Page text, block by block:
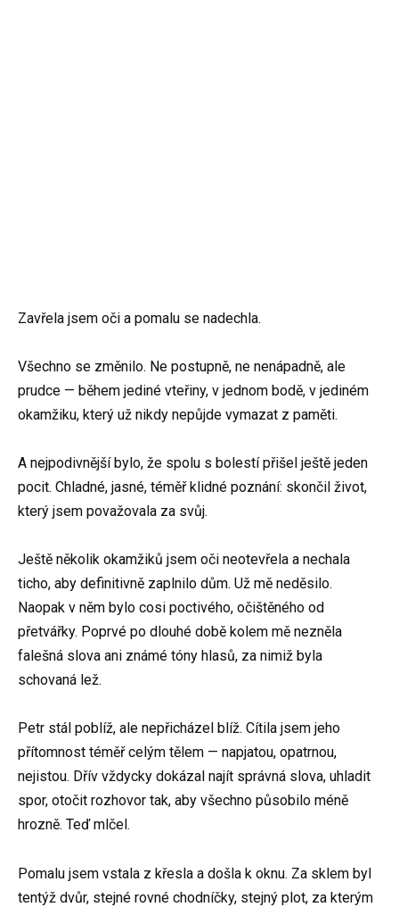
Zavřela jsem oči a pomalu se nadechla.
Všechno se změnilo. Ne postupně, ne nenápadně, ale
prudce — během jediné vteřiny, v jednom bodě, v jediném
okamžiku, který už nikdy nepůjde vymazat z paměti.
A nejpodivnější bylo, že spolu s bolestí přišel ještě jeden
pocit. Chladné, jasné, téměř klidné poznání: skončil život,
který jsem považovala za svůj.
Ještě několik okamžiků jsem oči neotevřela a nechala
ticho, aby definitivně zaplnilo dům. Už mě neděsilo.
Naopak v něm bylo cosi poctivého, očištěného od
přetvářky. Poprvé po dlouhé době kolem mě nezněla
falešná slova ani známé tóny hlasů, za nimiž byla
schovaná lež.
Petr stál poblíž, ale nepřicházel blíž. Cítila jsem jeho
přítomnost téměř celým tělem — napjatou, opatrnou,
nejistou. Dřív vždycky dokázal najít správná slova, uhladit
spor, otočit rozhovor tak, aby všechno působilo méně
hrozně. Teď mlčel.
Pomalu jsem vstala z křesla a došla k oknu. Za sklem byl
tentýž dvůr, stejné rovné chodníčky, stejný plot, za kterým